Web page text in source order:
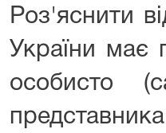
Роз'яснити
України має
особисто